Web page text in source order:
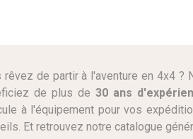
rêvez de partir à l'aventure en 4x4
de plus de30 ans
à l'équipement pour vos
Et retrouvez notre catalogue